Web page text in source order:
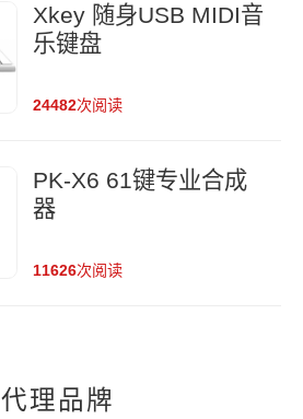
Xkey 随身USB MIDI音
乐键盘
24482次阅读
PK-X6 61键专业合成
器
11626次阅读
代理品牌